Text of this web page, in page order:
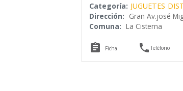
Categoría: JUGUETES
Dirección: Gran Av.josé
Comuna: La Cisterna
 Ficha Teléfono